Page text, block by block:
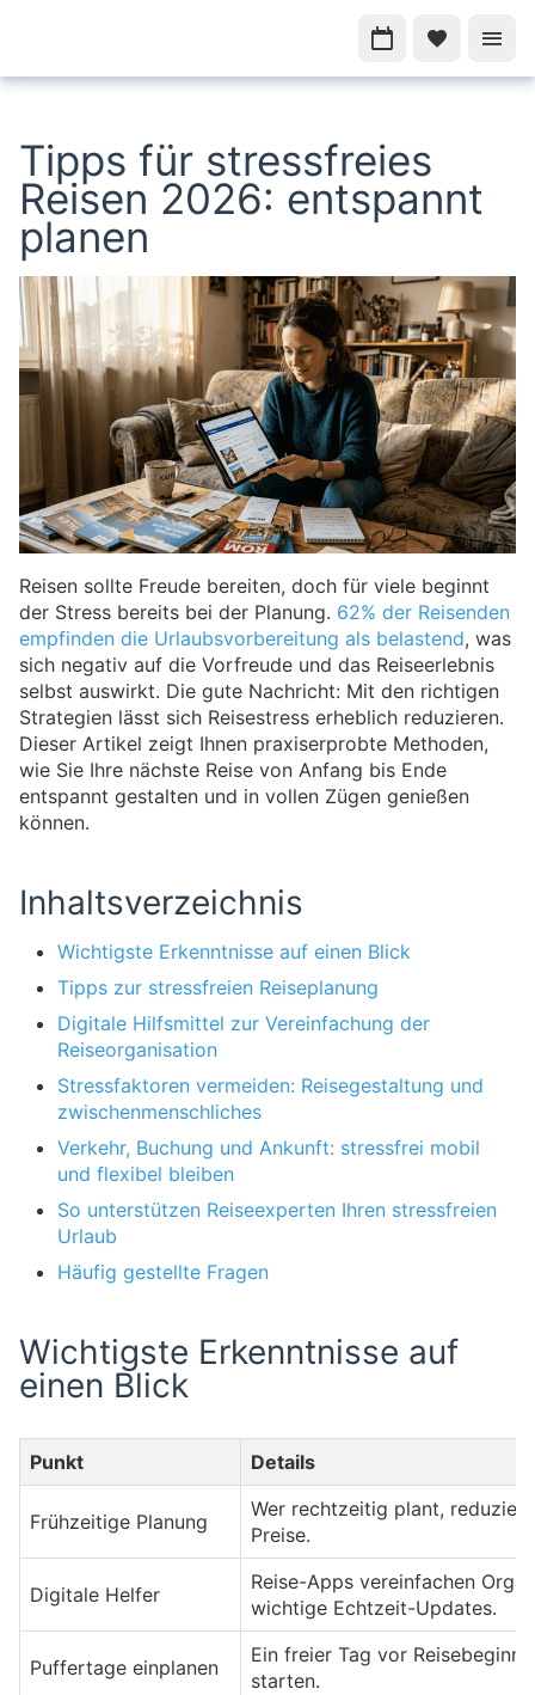
Tipps für stressfreies
Reisen 2026: entspannt
planen
Reisen sollte Freude bereiten, doch für viele beginnt
der Stress bereits bei der Planung. 62% der Reisenden
empfinden die Urlaubsvorbereitung als belastend, was
sich negativ auf die Vorfreude und das Reiseerlebnis
selbst auswirkt. Die gute Nachricht: Mit den richtigen
Strategien lässt sich Reisestress erheblich reduzieren.
Dieser Artikel zeigt Ihnen praxiserprobte Methoden,
wie Sie Ihre nächste Reise von Anfang bis Ende
entspannt gestalten und in vollen Zügen genießen
können.
Inhaltsverzeichnis
Wichtigste Erkenntnisse auf einen Blick
Tipps zur stressfreien Reiseplanung
Digitale Hilfsmittel zur Vereinfachung der
Reiseorganisation
Stressfaktoren vermeiden: Reisegestaltung und
zwischenmenschliches
Verkehr, Buchung und Ankunft: stressfrei mobil
und flexibel bleiben
So unterstützen Reiseexperten Ihren stressfreien
Urlaub
Häufig gestellte Fragen
Wichtigste Erkenntnisse auf
einen Blick
Punkt Details
Frühzeitige Planung
Wer rechtzeitig plant,
Preise.
Digitale Helfer
Reise-Apps vereinfachen
wichtige Echtzeit-Updates.
Puffertage einplanen
Ein freier Tag vor
starten.